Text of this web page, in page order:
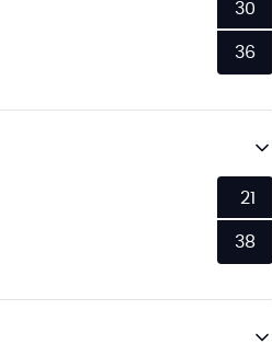
30
36
21
38